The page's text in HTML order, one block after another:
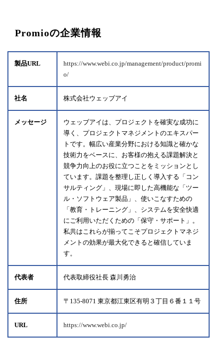
Promioの企業情報
製品URL
https://www.webi.co.jp/management/product/promi
o/
社名 株式会社ウェッブアイ
メッセージ
ウェッブアイは、プロジェクトを確実な成功に
導く、プロジェクトマネジメントのエキスパー
トです。幅広い産業分野における知識と確かな
技術力をベースに、お客様の抱える課題解決と
競争力向上のお役に立つことをミッションとし
ています。課題を整理し正しく導入する「コン
サルティング」、現場に即した高機能な「ツー
ル・ソフトウェア製品」、使いこなすための
「教育・トレーニング」、システムを安全快適
にご利用いただくための「保守・サポート」。
私共はこれらが揃ってこそプロジェクトマネジ
メントの効果が最大化できると確信していま
す。
代表者 代表取締役社長 森川勇治
住所 〒135-8071 東京都江東区有明３丁目６番１１号
URL https://www.webi.co.jp/